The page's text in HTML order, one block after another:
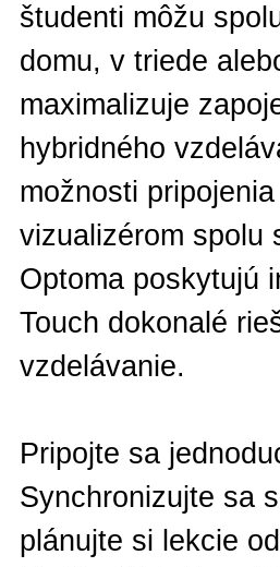
študenti môžu
domu, v triede
maximalizuje
hybridného
možnosti
vizualizérom spolu
Optoma poskytujú
Touch dokonalé
vzdelávanie.
Pripojte sa
Synchronizujte sa
plánujte si lekcie